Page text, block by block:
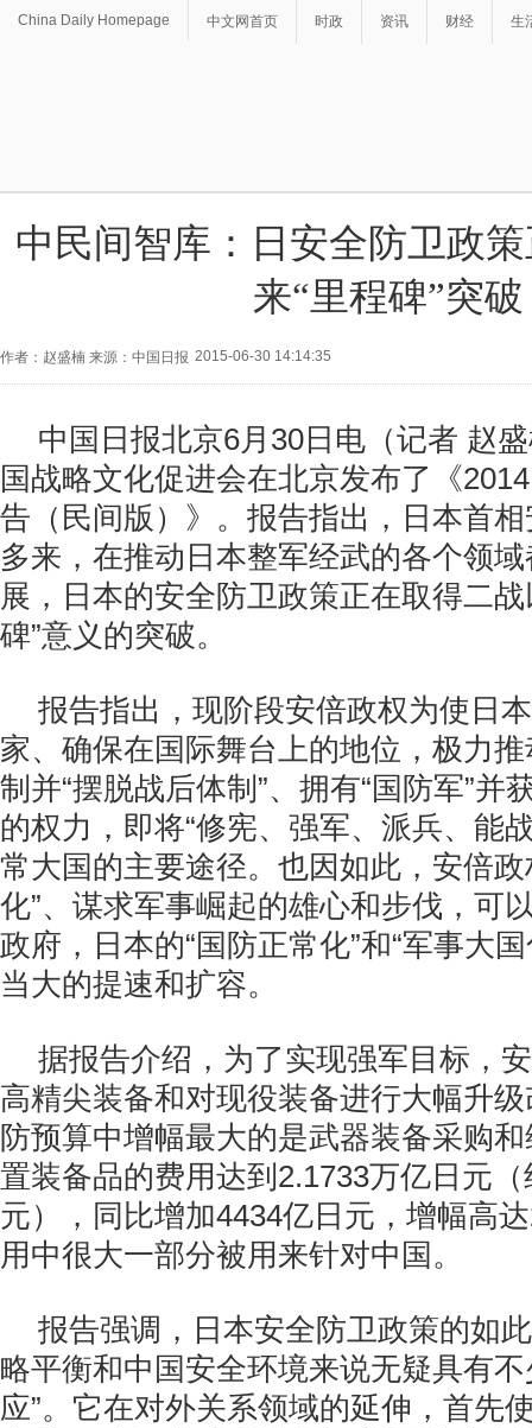
China Daily Homepage 中文网首页 时政 资讯 财经 生
中民间智库：日安全防卫政
来“里程碑”突破
作者：赵盛楠 来源：中国日报 2015-06-30 14:14:35
中国日报北京6月30日电（记者 赵
国战略文化促进会在北京发布了《
告（民间版）》。报告指出，日本首
多来，在推动日本整军经武的各个领
展，日本的安全防卫政策正在取得二
碑”意义的突破。
报告指出，现阶段安倍政权为使日
家、确保在国际舞台上的地位，极力
制并“摆脱战后体制”、拥有“国防军”并
的权力，即将“修宪、强军、派兵、能
常大国的主要途径。也因如此，安倍
化”、谋求军事崛起的雄心和步伐，可
政府，日本的“国防正常化”和“军事大
当大的提速和扩容。
据报告介绍，为了实现强军目标，
高精尖装备和对现役装备进行大幅升
防预算中增幅最大的是武器装备采购
置装备品的费用达到2.1733万亿日元
元），同比增加4434亿日元，增幅高
用中很大一部分被用来针对中国。
报告强调，日本安全防卫政策的如
略平衡和中国安全环境来说无疑具有不
应”。它在对外关系领域的延伸，首先